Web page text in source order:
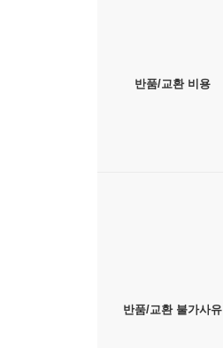
반품/교환 비용
반품/교환 불가사유